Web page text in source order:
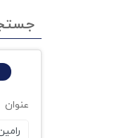
عنوان